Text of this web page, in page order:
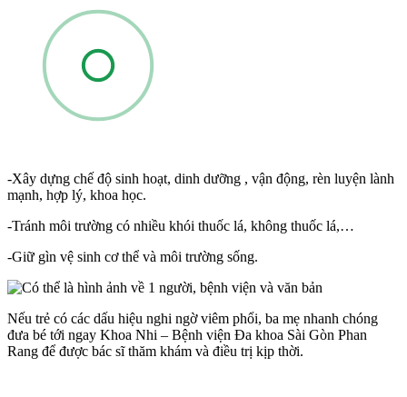
-Xây dựng chế độ sinh hoạt, dinh dưỡng , vận động, rèn luyện lành
mạnh, hợp lý, khoa học.
-Tránh môi trường có nhiều khói thuốc lá, không thuốc lá,…
-Giữ gìn vệ sinh cơ thể và môi trường sống.
Nếu trẻ có các dấu hiệu nghi ngờ viêm phổi, ba mẹ nhanh chóng
đưa bé tới ngay Khoa Nhi – Bệnh viện Đa khoa Sài Gòn Phan
Rang để được bác sĩ thăm khám và điều trị kịp thời.